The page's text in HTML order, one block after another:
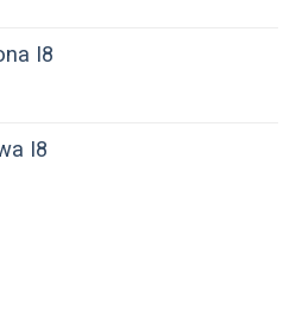
I8
I8